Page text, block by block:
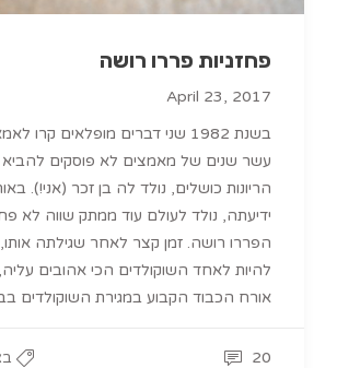
פחזניות פררו רושה
April 23, 2017
בשנת 1982 שני דברים מופלאים קרו
עשר שנים של מאמצים לא פוסקים להביא
הריונות כושלים, נולד לה בן זכר (אני!).
ידיעתה, נולד לעולם עוד ממתק שווה לא
הפררו רושה. זמן קצר לאחר שגילתה
להיות לאחד השוקולדים הכי אהובים
אורח הכבוד הקבוע במגירת השוקולדים
20